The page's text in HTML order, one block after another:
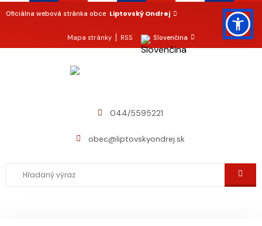
Oficiálna webová stránka obce Liptovský Ondrej
Mapa stránky RSS Slovenčina
044/5595221
obec@liptovskyondrej.sk